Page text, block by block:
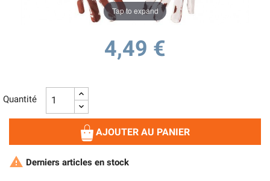
Tap to expand
4,49 €
Quantité
AJOUTER AU PANIER
 Derniers articles en stock